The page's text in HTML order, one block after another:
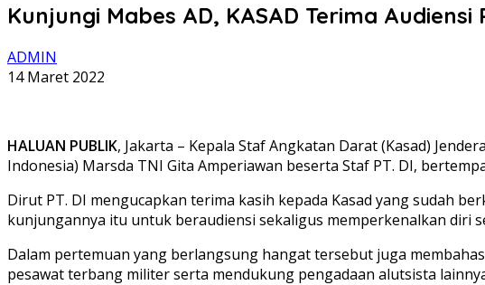
Kunjungi Mabes AD, KASAD Terima
ADMIN
14 Maret 2022
HALUAN PUBLIK, Jakarta – Kepala Staf Angkatan Darat (Kasad)
Indonesia) Marsda TNI Gita Amperiawan beserta Staf PT. DI,
Dirut PT. DI mengucapkan terima kasih kepada Kasad yang sudah
kunjungannya itu untuk beraudiensi sekaligus memperkenalkan diri
Dalam pertemuan yang berlangsung hangat tersebut juga
pesawat terbang militer serta mendukung pengadaan alutsista